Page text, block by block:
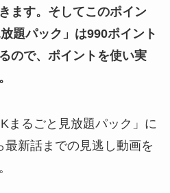
ます。そしてこのポイン
題パック」は990ポイント
ので、ポイントを使い実
まるごと見放題パック」に
新話までの見逃し動画を